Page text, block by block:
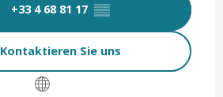
+33 4 68 81 17 ▒▒
Kontaktieren Sie uns